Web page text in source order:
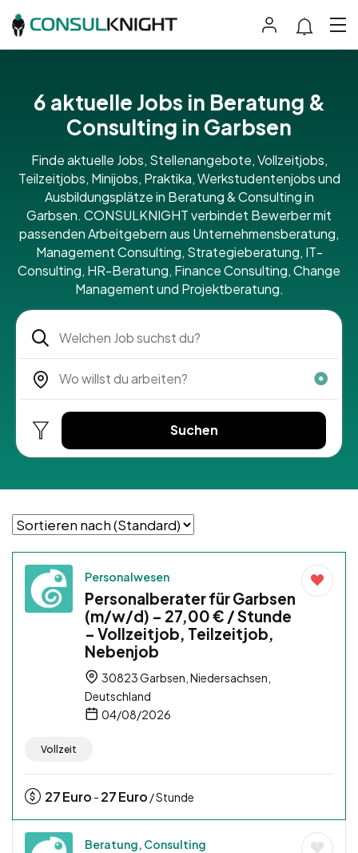
6 aktuelle Jobs in Beratung &
Consulting in Garbsen
Finde aktuelle Jobs, Stellenangebote, Vollzeitjobs,
Teilzeitjobs, Minijobs, Praktika, Werkstudentenjobs und
Ausbildungsplätze in Beratung & Consulting in
Garbsen. CONSULKNIGHT verbindet Bewerber mit
passenden Arbeitgebern aus Unternehmensberatung,
Management Consulting, Strategieberatung, IT-
Consulting, HR-Beratung, Finance Consulting, Change
Management und Projektberatung.
Suchen
Personalwesen
Personalberater für Garbsen
(m/w/d) – 27,00 € / Stunde
– Vollzeitjob, Teilzeitjob,
Nebenjob
30823 Garbsen, Niedersachsen,
Deutschland
04/08/2026
Vollzeit
27Euro - 27Euro / Stunde
Beratung, Consulting